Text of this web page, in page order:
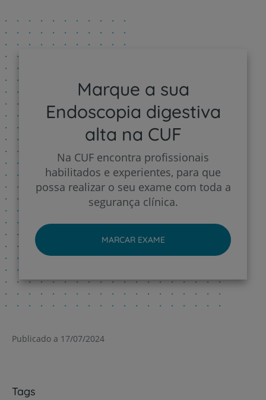
Marque a sua
Endoscopia digestiva
alta na CUF
Na CUF encontra profissionais
habilitados e experientes, para que
possa realizar o seu exame com toda a
segurança clínica.
MARCAR EXAME
Publicado a 17/07/2024
Tags